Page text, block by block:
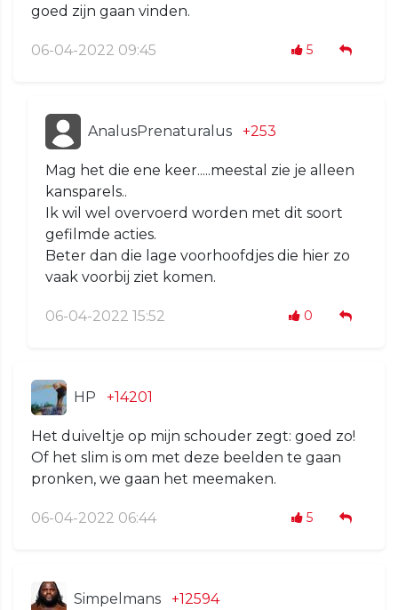
goed zijn gaan vinden.
06-04-2022 09:45 5
AnalusPrenaturalus +253
Mag het die ene keer.....meestal zie je alleen
kansparels..
Ik wil wel overvoerd worden met dit soort
gefilmde acties.
Beter dan die lage voorhoofdjes die hier zo
vaak voorbij ziet komen.
06-04-2022 15:52 0
HP +14201
Het duiveltje op mijn schouder zegt: goed zo!
Of het slim is om met deze beelden te gaan
pronken, we gaan het meemaken.
06-04-2022 06:44 5
Simpelmans +12594